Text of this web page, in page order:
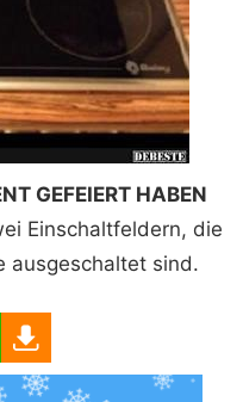
GEFEIERT HABEN
Einschaltfeldern, die
ausgeschaltet sind.